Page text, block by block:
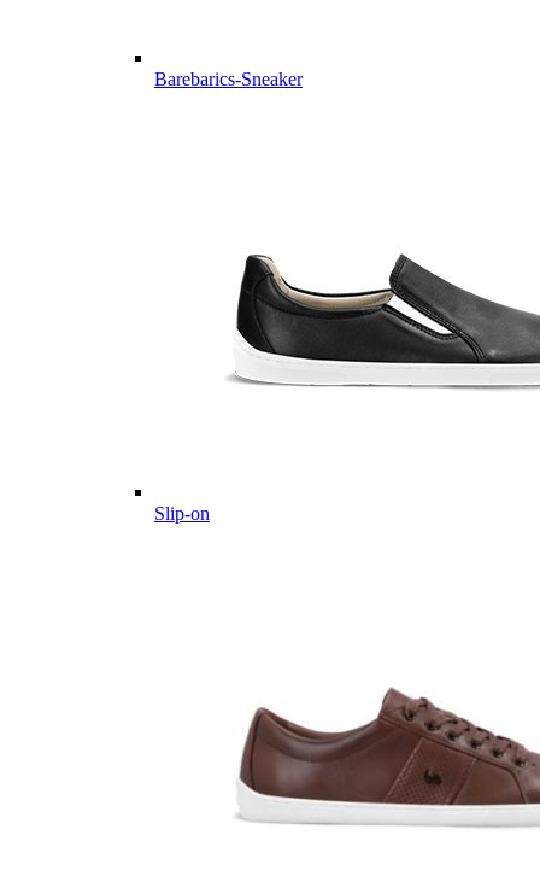
Barebarics-Sneaker
Slip-on